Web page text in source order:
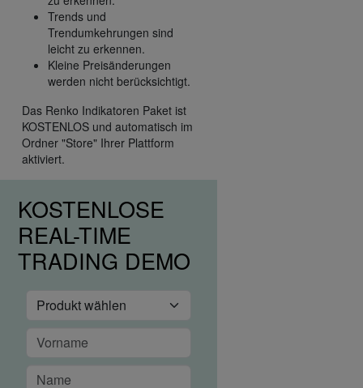
Trends und
Trendumkehrungen sind
leicht zu erkennen.
Kleine Preisänderungen
werden nicht berücksichtigt.
Das Renko Indikatoren Paket ist
KOSTENLOS und automatisch im
Ordner "Store" Ihrer Plattform
aktiviert.
KOSTENLOSE
REAL-TIME
TRADING DEMO